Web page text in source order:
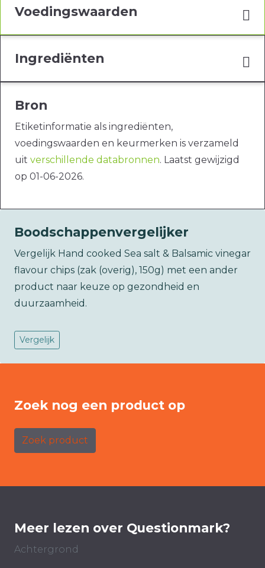
Voedingswaarden
Ingrediënten
Bron
Etiketinformatie als ingrediënten,
voedingswaarden en keurmerken is verzameld
uit verschillende databronnen. Laatst gewijzigd
op 01-06-2026.
Boodschappenvergelijker
Vergelijk Hand cooked Sea salt & Balsamic vinegar
flavour chips (zak (overig), 150g) met een ander
product naar keuze op gezondheid en
duurzaamheid.
Vergelijk
Zoek nog een product op
Zoek product
Meer lezen over Questionmark?
Achtergrond